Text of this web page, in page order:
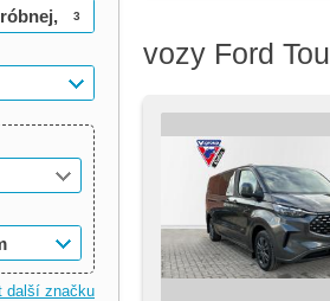
3
další značku
vozy Ford